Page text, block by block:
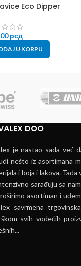
Eco Dipper
рсд
U KORPU
DOO
je nastao sada već
nešto iz asortimana
i boja i lakova.
sarađuju sa
asortiman i
savrmena
svih vodećih